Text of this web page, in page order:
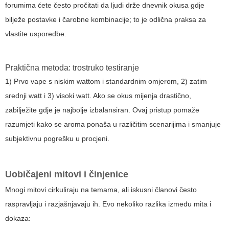
forumima ćete često pročitati da ljudi drže dnevnik okusa gdje
bilježe postavke i čarobne kombinacije; to je odlična praksa za
vlastite usporedbe.
Praktična metoda: trostruko testiranje
1) Prvo vape s niskim wattom i standardnim omjerom, 2) zatim
srednji watt i 3) visoki watt. Ako se okus mijenja drastično,
zabilježite gdje je najbolje izbalansiran. Ovaj pristup pomaže
razumjeti kako se aroma ponaša u različitim scenarijima i smanjuje
subjektivnu pogrešku u procjeni.
Uobičajeni mitovi i činjenice
Mnogi mitovi cirkuliraju na temama, ali iskusni članovi često
raspravljaju i razjašnjavaju ih. Evo nekoliko razlika između mita i
dokaza: